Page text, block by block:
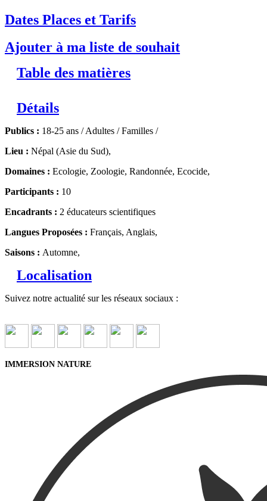
Dates Places et Tarifs
Ajouter à ma liste de souhait
Table des matières
Détails
Publics : 18-25 ans / Adultes / Familles /
Lieu : Népal (Asie du Sud),
Domaines : Ecologie, Zoologie, Randonnée, Ecocide,
Participants : 10
Encadrants : 2 éducateurs scientifiques
Langues Proposées : Français, Anglais,
Saisons : Automne,
Localisation
Suivez notre actualité sur les réseaux sociaux :
IMMERSION NATURE